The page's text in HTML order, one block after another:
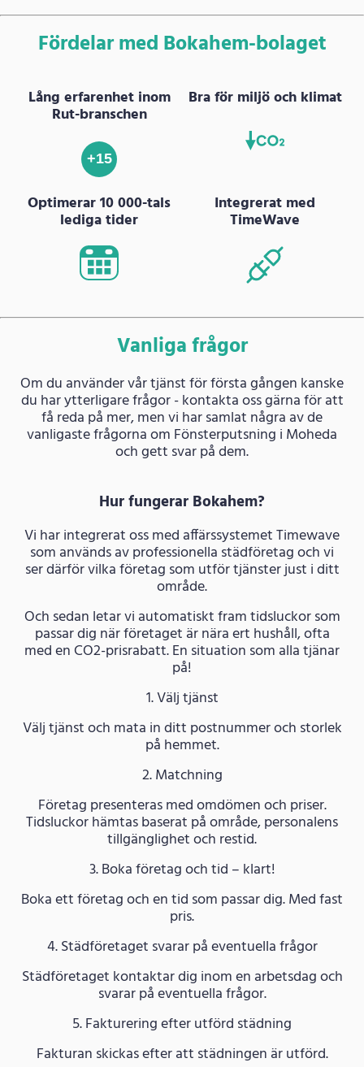
Fördelar med Bokahem-bolaget
Lång erfarenhet inom
Rut-branschen
+15
Bra för miljö och klimat
Optimerar 10 000-tals
lediga tider
Integrerat med
TimeWave
Vanliga frågor
Om du använder vår tjänst för första gången kanske
du har ytterligare frågor - kontakta oss gärna för att
få reda på mer, men vi har samlat några av de
vanligaste frågorna om Fönsterputsning i Moheda
och gett svar på dem.
Hur fungerar Bokahem?
Vi har integrerat oss med affärssystemet Timewave
som används av professionella städföretag och vi
ser därför vilka företag som utför tjänster just i ditt
område.
Och sedan letar vi automatiskt fram tidsluckor som
passar dig när företaget är nära ert hushåll, ofta
med en CO2-prisrabatt. En situation som alla tjänar
på!
1. Välj tjänst
Välj tjänst och mata in ditt postnummer och storlek
på hemmet.
2. Matchning
Företag presenteras med omdömen och priser.
Tidsluckor hämtas baserat på område, personalens
tillgänglighet och restid.
3. Boka företag och tid – klart!
Boka ett företag och en tid som passar dig. Med fast
pris.
4. Städföretaget svarar på eventuella frågor
Städföretaget kontaktar dig inom en arbetsdag och
svarar på eventuella frågor.
5. Fakturering efter utförd städning
Fakturan skickas efter att städningen är utförd.